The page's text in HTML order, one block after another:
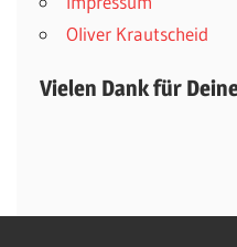
Oliver Krautscheid
Vielen Dank für